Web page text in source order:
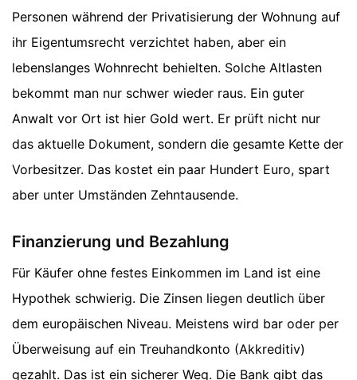
Personen während der Privatisierung der Wohnung auf
ihr Eigentumsrecht verzichtet haben, aber ein
lebenslanges Wohnrecht behielten. Solche Altlasten
bekommt man nur schwer wieder raus. Ein guter
Anwalt vor Ort ist hier Gold wert. Er prüft nicht nur
das aktuelle Dokument, sondern die gesamte Kette der
Vorbesitzer. Das kostet ein paar Hundert Euro, spart
aber unter Umständen Zehntausende.
Finanzierung und Bezahlung
Für Käufer ohne festes Einkommen im Land ist eine
Hypothek schwierig. Die Zinsen liegen deutlich über
dem europäischen Niveau. Meistens wird bar oder per
Überweisung auf ein Treuhandkonto (Akkreditiv)
gezahlt. Das ist ein sicherer Weg. Die Bank gibt das